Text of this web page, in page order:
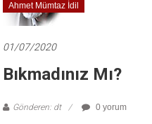
Ahmet Mümtaz İdil
01/07/2020
Bıkmadınız Mı?
Gönderen: dt 0 yorum